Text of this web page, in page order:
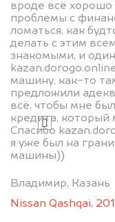
вроде всё хорошо
проблемы с
ломаться, как
делать с этим
знакомыми, и
машину, как-то
предложили
всё, чтобы мне
кредита, который
Спасибо
я уже был на
машины))
Владимир, Казань
Nissan Qashqai,
Я даю